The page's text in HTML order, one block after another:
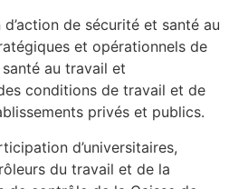
de sécurité et santé au
et opérationnels de
au travail et
conditions de travail et de
privés et publics.
d’universitaires,
du travail et de la